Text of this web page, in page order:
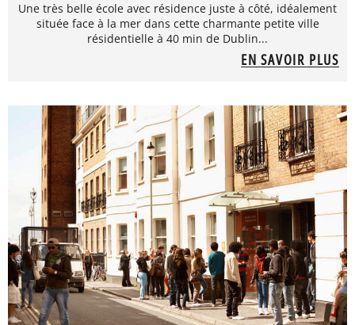
Une très belle école avec résidence juste à côté, idéalement
située face à la mer dans cette charmante petite ville
résidentielle à 40 min de Dublin...
EN SAVOIR PLUS